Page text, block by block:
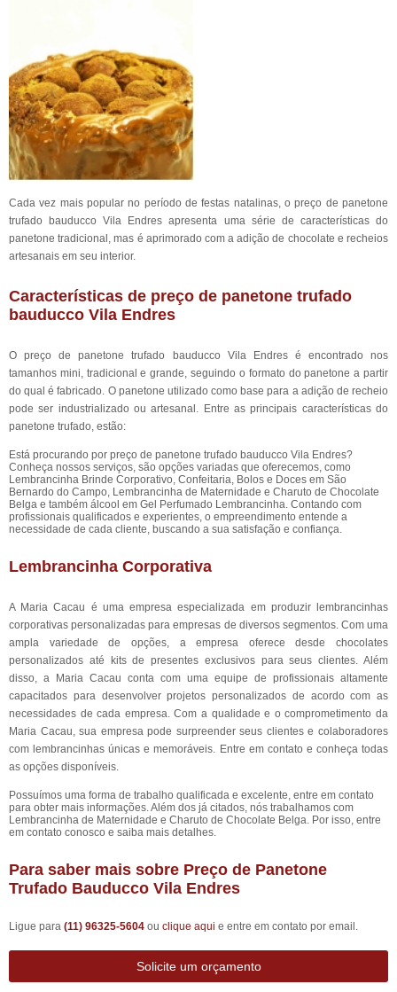
Cada vez mais popular no período de festas natalinas, o preço de panetone
trufado bauducco Vila Endres apresenta uma série de características do
panetone tradicional, mas é aprimorado com a adição de chocolate e recheios
artesanais em seu interior.
Características de preço de panetone trufado
bauducco Vila Endres
O preço de panetone trufado bauducco Vila Endres é encontrado nos
tamanhos mini, tradicional e grande, seguindo o formato do panetone a partir
do qual é fabricado. O panetone utilizado como base para a adição de recheio
pode ser industrializado ou artesanal. Entre as principais características do
panetone trufado, estão:
Está procurando por preço de panetone trufado bauducco Vila Endres?
Conheça nossos serviços, são opções variadas que oferecemos, como
Lembrancinha Brinde Corporativo, Confeitaria, Bolos e Doces em São
Bernardo do Campo, Lembrancinha de Maternidade e Charuto de Chocolate
Belga e também álcool em Gel Perfumado Lembrancinha. Contando com
profissionais qualificados e experientes, o empreendimento entende a
necessidade de cada cliente, buscando a sua satisfação e confiança.
Lembrancinha Corporativa
A Maria Cacau é uma empresa especializada em produzir lembrancinhas
corporativas personalizadas para empresas de diversos segmentos. Com uma
ampla variedade de opções, a empresa oferece desde chocolates
personalizados até kits de presentes exclusivos para seus clientes. Além
disso, a Maria Cacau conta com uma equipe de profissionais altamente
capacitados para desenvolver projetos personalizados de acordo com as
necessidades de cada empresa. Com a qualidade e o comprometimento da
Maria Cacau, sua empresa pode surpreender seus clientes e colaboradores
com lembrancinhas únicas e memoráveis. Entre em contato e conheça todas
as opções disponíveis.
Possuímos uma forma de trabalho qualificada e excelente, entre em contato
para obter mais informações. Além dos já citados, nós trabalhamos com
Lembrancinha de Maternidade e Charuto de Chocolate Belga. Por isso, entre
em contato conosco e saiba mais detalhes.
Para saber mais sobre Preço de Panetone
Trufado Bauducco Vila Endres
Ligue para (11) 96325-5604 ou clique aqui e entre em contato por email.
Solicite um orçamento